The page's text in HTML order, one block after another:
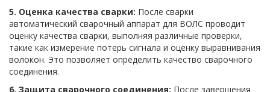
5. Оценка качества сварки: После сварки
автоматический сварочный аппарат для ВОЛС проводит
оценку качества сварки, выполняя различные проверки,
такие как измерение потерь сигнала и оценку выравнивания
волокон. Это позволяет определить качество сварочного
соединения.
6. Защита сварочного соединения: После завершения